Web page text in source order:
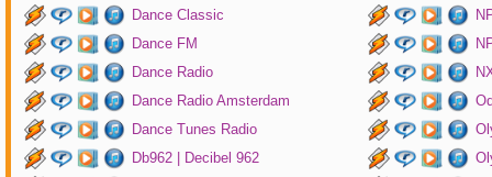
Dance Classic
Dance FM
Dance Radio
Dance Radio Amsterdam
Dance Tunes Radio
Db962 | Decibel 962